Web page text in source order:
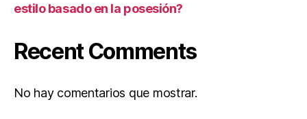
estilo basado en la posesión?
Recent Comments
No hay comentarios que mostrar.